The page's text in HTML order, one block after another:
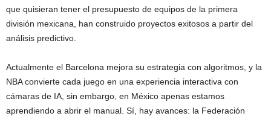
que quisieran tener el presupuesto de equipos de la primera
división mexicana, han construido proyectos exitosos a partir del
análisis predictivo.
Actualmente el Barcelona mejora su estrategia con algoritmos, y la
NBA convierte cada juego en una experiencia interactiva con
cámaras de IA, sin embargo, en México apenas estamos
aprendiendo a abrir el manual. Sí, hay avances: la Federación